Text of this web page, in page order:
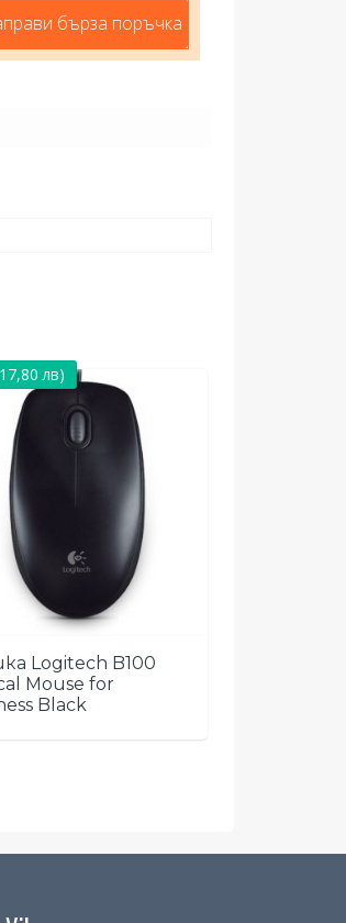
бърза поръчка
Logitech B100
Mouse for
Black
лв)